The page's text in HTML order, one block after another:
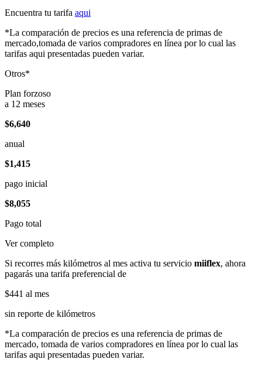
Encuentra tu tarifa aqui
*La comparación de precios es una referencia de primas de
mercado,tomada de varios compradores en línea por lo cual las
tarifas aqui presentadas pueden variar.
Otros*
Plan forzoso
a 12 meses
$6,640
anual
$1,415
pago inicial
$8,055
Pago total
Ver completo
Si recorres más kilómetros al mes activa tu servicio miiflex, ahora
pagarás una tarifa preferencial de
$441 al mes
sin reporte de kilómetros
*La comparación de precios es una referencia de primas de
mercado, tomada de varios compradores en línea por lo cual las
tarifas aqui presentadas pueden variar.